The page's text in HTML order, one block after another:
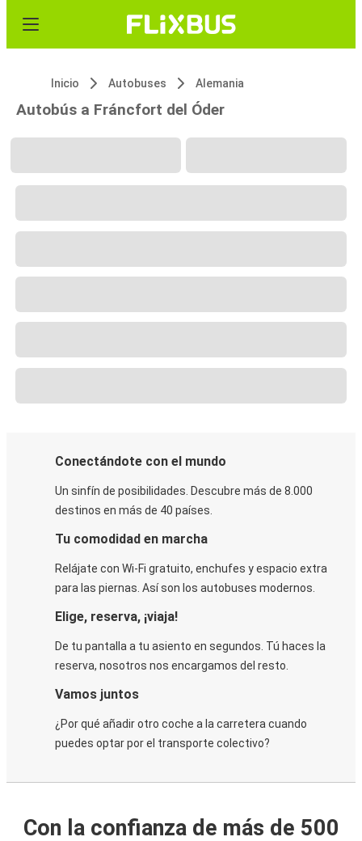
Inicio Autobuses Alemania
Autobús a Fráncfort del Óder
Conectándote con el mundo
Un sinfín de posibilidades. Descubre más de 8.000
destinos en más de 40 países.
Tu comodidad en marcha
Relájate con Wi-Fi gratuito, enchufes y espacio extra
para las piernas. Así son los autobuses modernos.
Elige, reserva, ¡viaja!
De tu pantalla a tu asiento en segundos. Tú haces la
reserva, nosotros nos encargamos del resto.
Vamos juntos
¿Por qué añadir otro coche a la carretera cuando
puedes optar por el transporte colectivo?
Con la confianza de más de 500